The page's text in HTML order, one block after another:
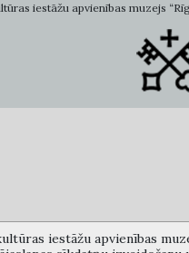
iestāžu apvienības muzejs
iestāžu apvienības